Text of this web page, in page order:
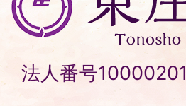
庄
町
Tonosho
Town
法人番号